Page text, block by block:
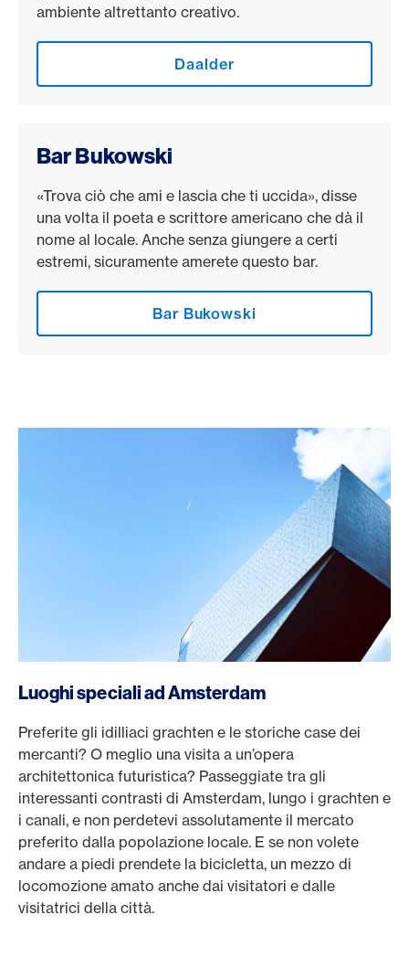
ambiente altrettanto creativo.
Daalder
Bar Bukowski
«Trova ciò che ami e lascia che ti uccida», disse
una volta il poeta e scrittore americano che dà il
nome al locale. Anche senza giungere a certi
estremi, sicuramente amerete questo bar.
Bar Bukowski
Luoghi speciali ad Amsterdam
Preferite gli idilliaci grachten e le storiche case dei
mercanti? O meglio una visita a un’opera
architettonica futuristica? Passeggiate tra gli
interessanti contrasti di Amsterdam, lungo i grachten e
i canali, e non perdetevi assolutamente il mercato
preferito dalla popolazione locale. E se non volete
andare a piedi prendete la bicicletta, un mezzo di
locomozione amato anche dai visitatori e dalle
visitatrici della città.